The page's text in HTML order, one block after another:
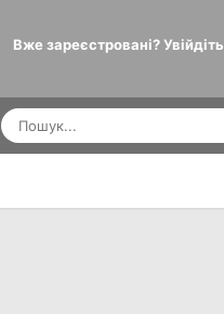
Вже зареєстровані? Увійдіть